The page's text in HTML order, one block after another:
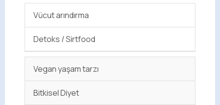
Vücut arındırma
Detoks / Sirtfood
Vegan yaşam tarzı
Bitkisel Diyet